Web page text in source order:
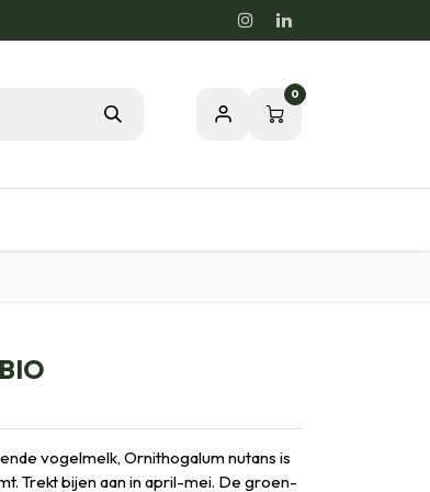
0
vogelmelk, Ornithogalum nutans is
Trekt bijen aan in april-mei. De groen-